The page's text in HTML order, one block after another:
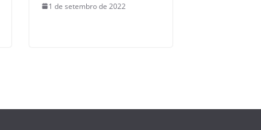
1 de setembro de 2022